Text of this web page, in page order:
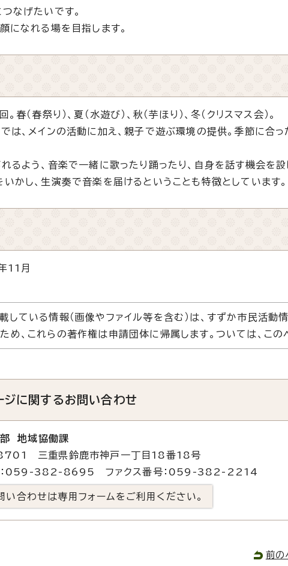
なげたいです。
になれる場を目指します。
（春祭り）、夏（水遊び）、秋（芋ほり）、冬（クリスマス会）。
は、メインの活動に加え、親子で遊ぶ環境の提供。季節に合
るよう、音楽で一緒に歌ったり踊ったり、自身を話す機会を設
かし、生演奏で音楽を届けるということも特徴としています。
11月
している情報（画像やファイル等を含む）は、すずか市民活
め、これらの著作権は申請団体に帰属します。ついては、この
ジに関するお問い合わせ
地域協働課
三重県鈴鹿市神戸一丁目18番18号
：059-382-8695 ファクス番号：059-382-2214
い合わせは専用フォームをご利用ください。
前の